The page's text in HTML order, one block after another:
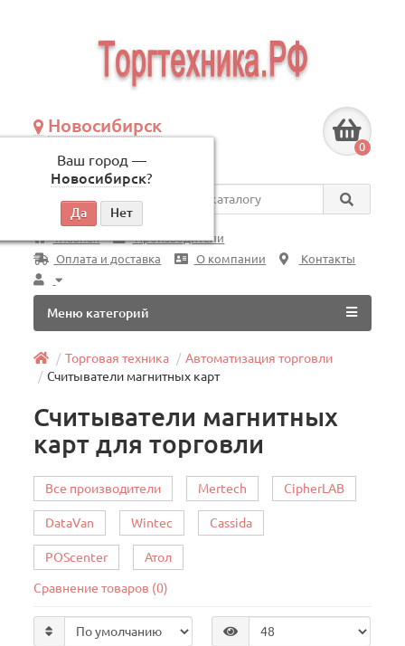
Новосибирск
Ваш город —
Новосибирск?
по будням, с 09:00 до 18:00
0
Везде
Главная
Производители
Оплата и доставка
О компании Контакты
Меню категорий
Торговая техника
Автоматизация торговли
Считыватели магнитных карт
Считыватели магнитных
карт для торговли
Все производители Mertech CipherLAB
DataVan Wintec Cassida
POScenter Атол
Сравнение товаров (0)